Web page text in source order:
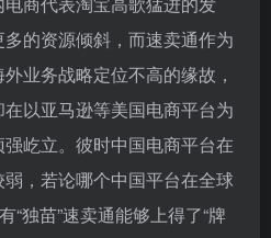
的资源倾斜，而速卖通作为
业务战略定位不高的缘故，
以亚马逊等美国电商平台为
屹立。彼时中国电商平台在
，若论哪个中国平台在全球
“独苗”速卖通能够上得了“牌